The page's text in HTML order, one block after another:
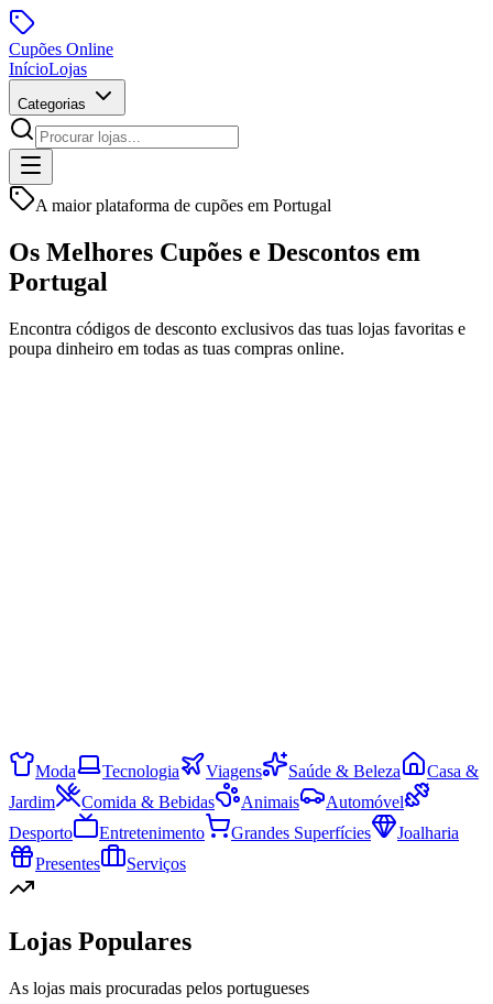
Cupões Online
InícioLojas
Categorias
A maior plataforma de cupões em Portugal
Os Melhores Cupões e Descontos em
Portugal
Encontra códigos de desconto exclusivos das tuas lojas favoritas e
poupa dinheiro em todas as tuas compras online.
Moda Tecnologia Viagens Saúde & Beleza
Casa &
Jardim
Comida & Bebidas Animais
Automóvel
Desporto
Entretenimento Grandes Superfícies
Joalharia
Presentes
Serviços
Lojas Populares
As lojas mais procuradas pelos portugueses